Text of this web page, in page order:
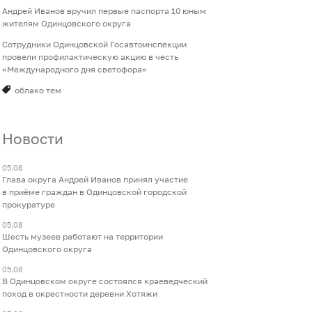
Андрей Иванов вручил первые паспорта 10 юным
жителям Одинцовского округа
Сотрудники Одинцовской Госавтоинспекции
провели профилактическую акцию в честь
«Международного дня светофора»
облако тем
Новости
05.08
Глава округа Андрей Иванов принял участие
в приёме граждан в Одинцовской городской
прокуратуре
05.08
Шесть музеев работают на территории
Одинцовского округа
05.08
В Одинцовском округе состоялся краеведческий
поход в окрестности деревни Хотяжи